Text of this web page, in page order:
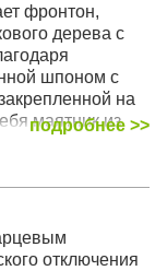
фронтон,
дерева с
шпоном с
на
маятник из
Cherry),
подробнее >>
отключения